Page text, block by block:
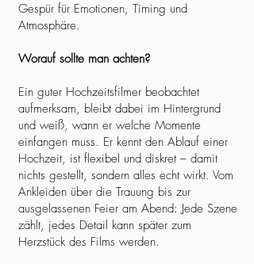
Gespür für Emotionen, Timing und
Atmosphäre.
Worauf sollte man achten?
Ein guter Hochzeitsfilmer beobachtet
aufmerksam, bleibt dabei im Hintergrund
und weiß, wann er welche Momente
einfangen muss. Er kennt den Ablauf einer
Hochzeit, ist flexibel und diskret – damit
nichts gestellt, sondern alles echt wirkt. Vom
Ankleiden über die Trauung bis zur
ausgelassenen Feier am Abend: Jede Szene
zählt, jedes Detail kann später zum
Herzstück des Films werden.